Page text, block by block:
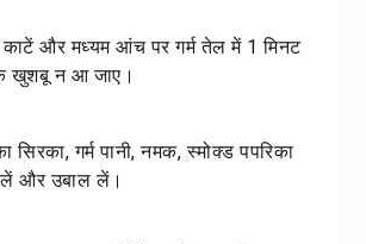
और मध्यम आंच पर गर्म तेल में 1 मिनट
खुशबू न आ जाए।
सिरका, गर्म पानी, नमक, स्मोक्ड पपरिका
और उबाल लें।